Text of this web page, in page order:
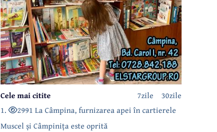
30zile
7zile
Cele mai citite
1.
2991 La Câmpina, furnizarea apei în cartierele
Muscel și Câmpinița este oprită